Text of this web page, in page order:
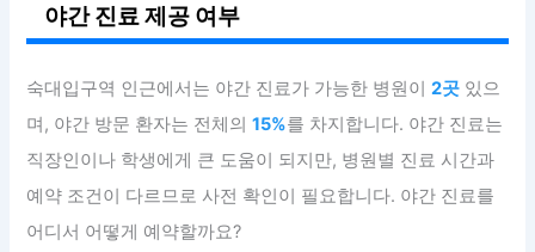
야간 진료 제공 여부
숙대입구역 인근에서는 야간 진료가 가능한 병원이2곳 있으
며, 야간 방문 환자는 전체의15%를 차지합니다. 야간 진료는
직장인이나 학생에게 큰 도움이 되지만, 병원별 진료 시간과
예약 조건이 다르므로 사전 확인이 필요합니다. 야간 진료를
어디서 어떻게 예약할까요?